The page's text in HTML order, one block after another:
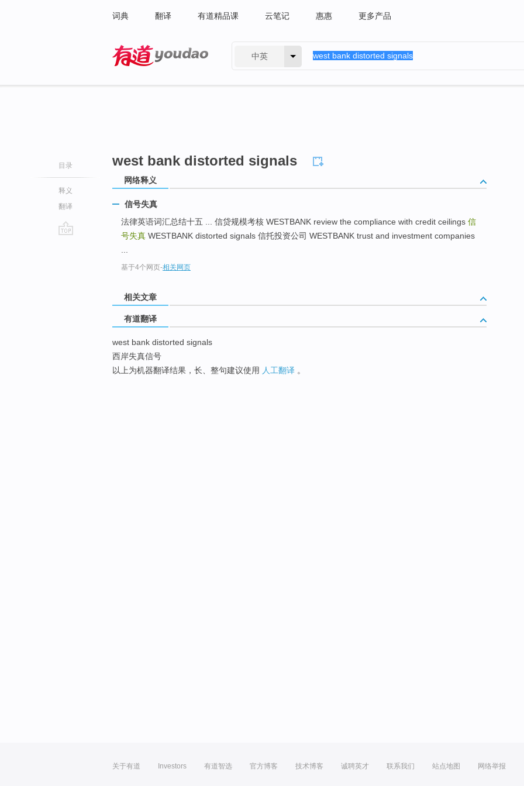
词典 翻译 有道精品课 云笔记 惠惠 更多产品
中英
目录
释义
翻译
west bank distorted signals
网络释义
信号失真
法律英语词汇总结十五 ... 信贷规模考核 WESTBANK review the compliance with credit ceilings 信
号失真 WESTBANK distorted signals 信托投资公司 WESTBANK trust and investment companies
基于4个网页-相关网页
相关文章
有道翻译
west bank distorted signals
西岸失真信号
以上为机器翻译结果，长、整句建议使用 人工翻译 。
关于有道 Investors 有道智选 官方博客 技术博客 诚聘英才 联系我们 站点地图 网络举报